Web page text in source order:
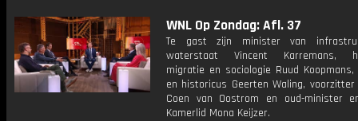
WNL Op Zondag: Afl. 37
Te gast zijn minister van
waterstaat Vincent Karremans,
migratie en sociologie Ruud
en historicus Geerten Waling, voorzitter
Coen van Oostrom en oud-minister
Kamerlid Mona Keijzer.